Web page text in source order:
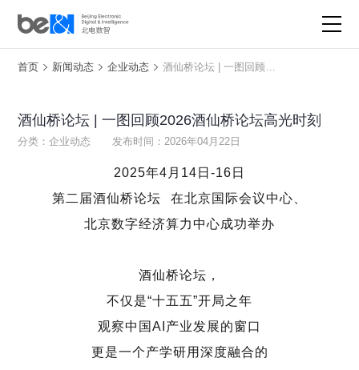
产品与服务
星火·大平台
重大项目与活动
首页 新闻动态 企业动态 酒仙桥论坛 | 一图回顾2026酒仙桥论坛高光时刻
酒仙桥论坛 | 一图回顾2026酒仙桥论坛高光时刻
分类：企业动态 发布时间：2026年04月22日
2025年4 月 14 日 -16 日
第二届酒仙桥论坛
在北京国际会议中心、
北京数字经济算力中心成功举办
酒仙桥论坛，
不仅是“十五五”开局之年
观察中国 AI 产业发展的窗口
更是一个产学研用深度融合的